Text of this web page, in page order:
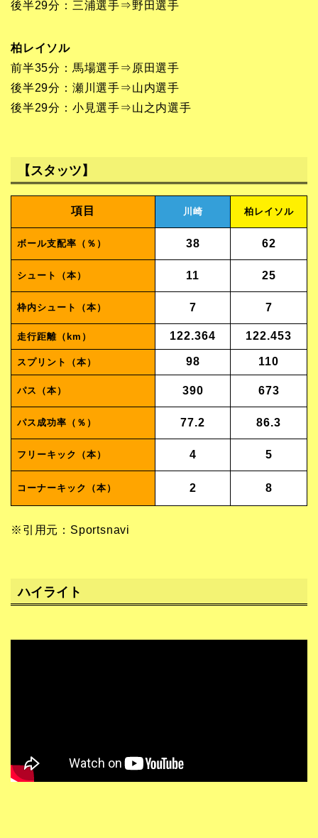
後半29分：三浦選手⇒野田選手
柏レイソル
前半35分：馬場選手⇒原田選手
後半29分：瀬川選手⇒山内選手
後半29分：小見選手⇒山之内選手
【スタッツ】
項目 川崎 柏レイソル
ボール支配率（％） 38 62
シュート（本） 11 25
枠内シュート（本） 7 7
走行距離（km） 122.364 122.453
スプリント（本） 98 110
パス（本） 390 673
パス成功率（％） 77.2 86.3
フリーキック（本） 4 5
コーナーキック（本） 2 8
※引用元：Sportsnavi
ハイライト